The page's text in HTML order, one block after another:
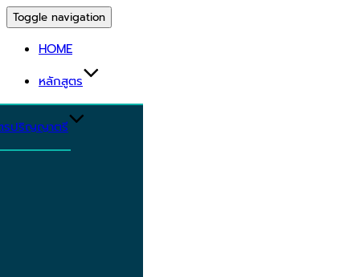
Toggle navigation
HOME
หลักสูตร
รปริญญาตรี